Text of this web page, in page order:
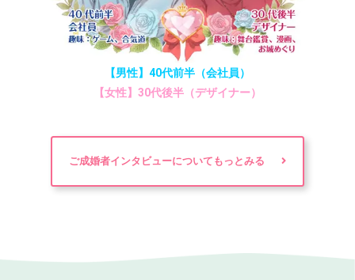
【男性】40代前半（会社員）
【女性】30代後半（デザイナー）
ご成婚者インタビューについてもっとみる